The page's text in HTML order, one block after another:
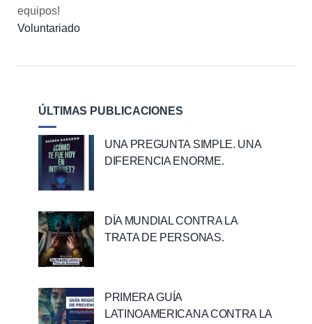
equipos!
Voluntariado
ÚLTIMAS PUBLICACIONES
UNA PREGUNTA SIMPLE. UNA
DIFERENCIA ENORME.
DÍA MUNDIAL CONTRA LA
TRATA DE PERSONAS.
PRIMERA GUÍA
LATINOAMERICANA CONTRA LA